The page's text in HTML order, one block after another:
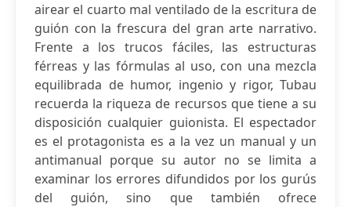
airear el cuarto mal ventilado de la escritura de
guión con la frescura del gran arte narrativo.
Frente a los trucos fáciles, las estructuras
férreas y las fórmulas al uso, con una mezcla
equilibrada de humor, ingenio y rigor, Tubau
recuerda la riqueza de recursos que tiene a su
disposición cualquier guionista. El espectador
es el protagonista es a la vez un manual y un
antimanual porque su autor no se limita a
examinar los errores difundidos por los gurús
del guión, sino que también ofrece